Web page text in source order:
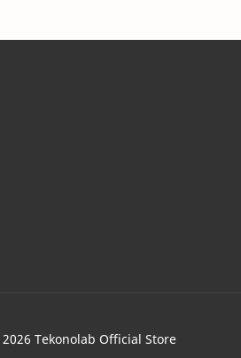
2026 Tekonolab Official Store